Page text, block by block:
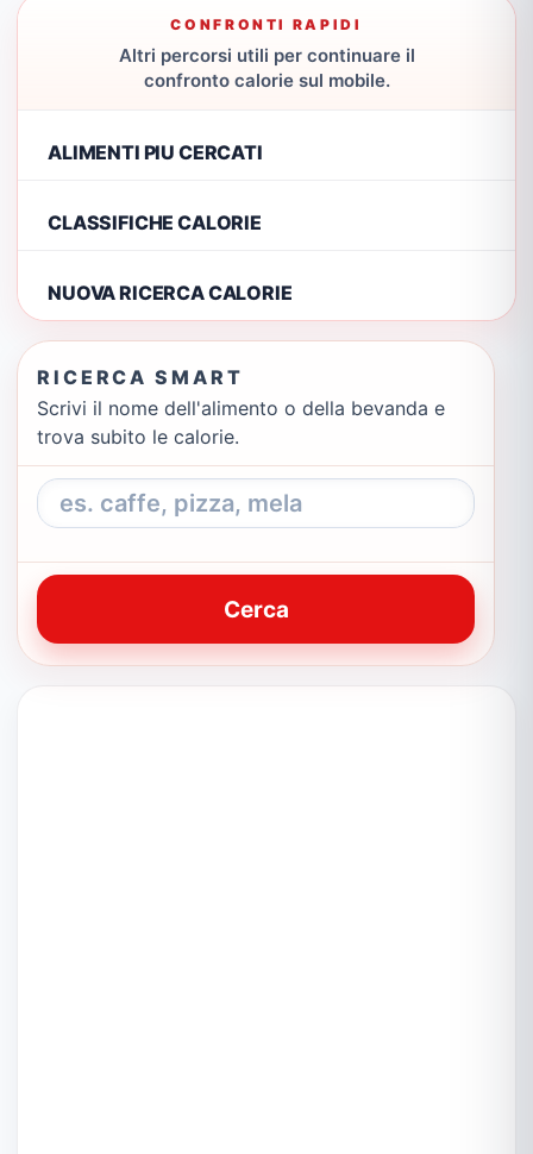
CONFRONTI RAPIDI
Altri percorsi utili per continuare il
confronto calorie sul mobile.
ALIMENTI PIU CERCATI
CLASSIFICHE CALORIE
NUOVA RICERCA CALORIE
RICERCA SMART
Scrivi il nome dell'alimento o della bevanda e
trova subito le calorie.
Cerca